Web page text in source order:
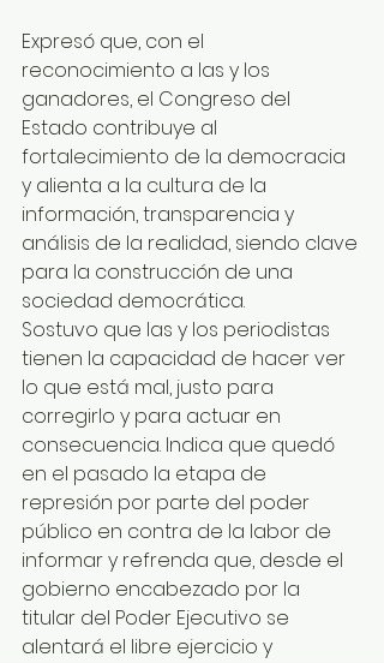
Expresó que, con el
reconocimiento a las y los
ganadores, el Congreso del
Estado contribuye al
fortalecimiento de la democracia
y alienta a la cultura de la
información, transparencia y
análisis de la realidad, siendo clave
para la construcción de una
sociedad democrática.
Sostuvo que las y los periodistas
tienen la capacidad de hacer ver
lo que está mal, justo para
corregirlo y para actuar en
consecuencia. Indica que quedó
en el pasado la etapa de
represión por parte del poder
público en contra de la labor de
informar y refrenda que, desde el
gobierno encabezado por la
titular del Poder Ejecutivo se
alentará el libre ejercicio y